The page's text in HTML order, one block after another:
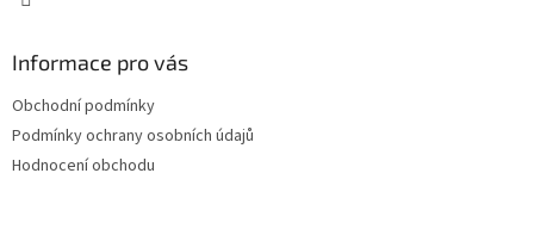
Informace pro vás
Obchodní podmínky
Podmínky ochrany osobních údajů
Hodnocení obchodu